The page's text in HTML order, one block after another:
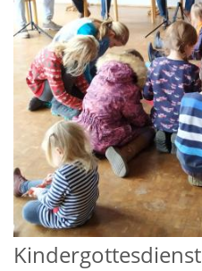
Kindergottesdienst